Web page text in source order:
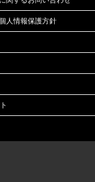
人情報保護方針